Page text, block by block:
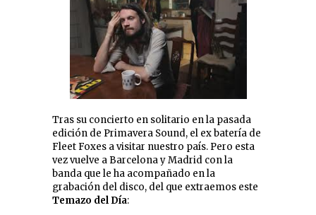
Tras su concierto en solitario en la pasada
edición de Primavera Sound, el ex batería de
Fleet Foxes a visitar nuestro país. Pero esta
vez vuelve a Barcelona y Madrid con la
banda que le ha acompañado en la
grabación del disco, del que extraemos este
Temazo del Día: